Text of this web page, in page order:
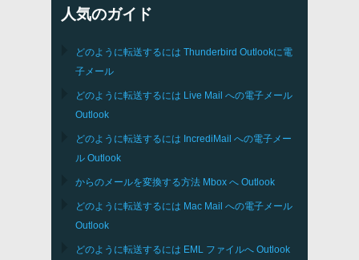
人気のガイド
どのように転送するには Thunderbird Outlookに電
子メール
どのように転送するには Live Mail への電子メール
Outlook
どのように転送するには IncrediMail への電子メー
ル Outlook
からのメールを変換する方法 Mbox へ Outlook
どのように転送するには Mac Mail への電子メール
Outlook
どのように転送するには EML ファイルへ Outlook